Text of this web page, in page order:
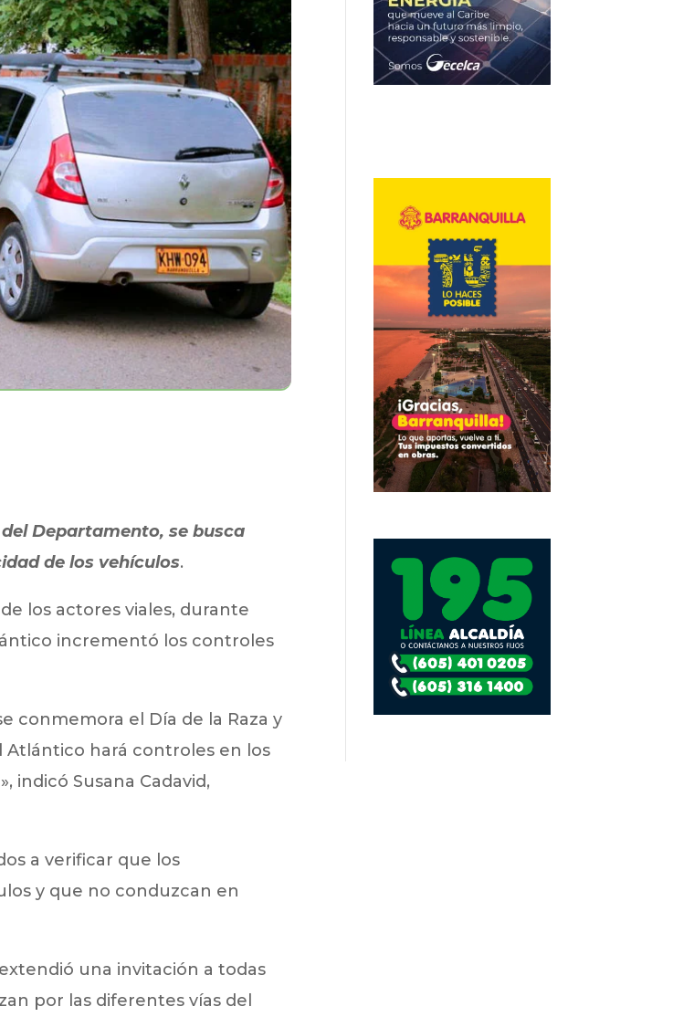
Departamento, se busca
de los vehículos.
los actores viales, durante
incrementó los controles
conmemora el Día de la Raza y
Atlántico hará controles en los
indicó Susana Cadavid,
a verificar que los
y que no conduzcan en
una invitación a todas
por las diferentes vías del